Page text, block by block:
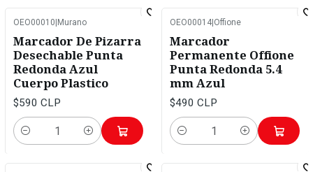
OEO00010 Murano
Marcador De Pizarra
Desechable Punta
Redonda Azul
Cuerpo Plastico
$590 CLP
Cantidad
OEO00014 Offione
Marcador
Permanente Offione
Punta Redonda 5.4
mm Azul
$490 CLP
Cantidad